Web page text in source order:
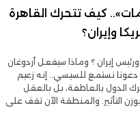
كيف تتحرك القاهرة
وإيران؟
إيران ؟ وماذا سيفعل أردوغان
نستمع للسيسي.. إنه زعيم
الدول بالعاطفة، بل بالعقل
التأثير. والمنطقة الآن تقف على